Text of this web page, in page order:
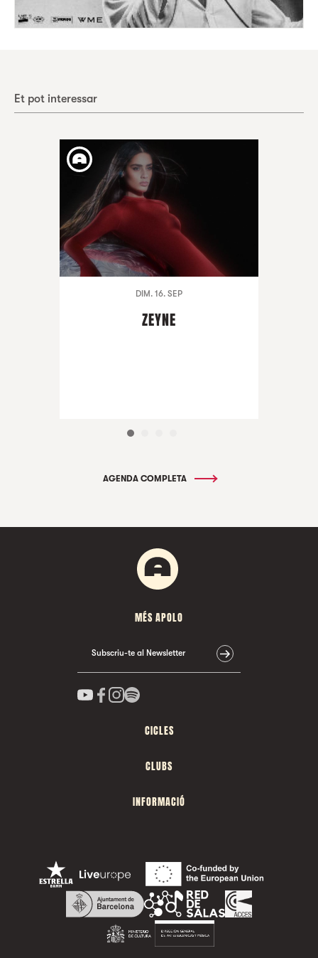
Et pot interessar
DIM. 16. SEP
ZEYNE
AGENDA COMPLETA
MÉS APOLO
Subscriu-te al Newsletter
CICLES
CLUBS
INFORMACIÓ